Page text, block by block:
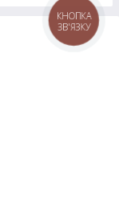
КНОПКА
ЗВ'ЯЗКУ